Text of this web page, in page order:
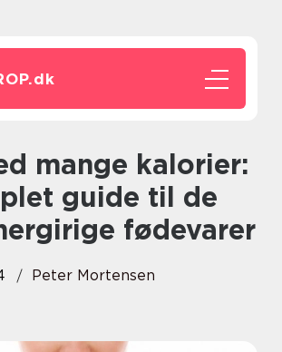
dk
guide til de
fødevarer
Peter Mortensen